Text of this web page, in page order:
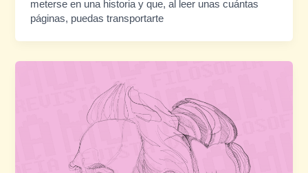
meterse en una historia y que, al leer unas cuántas
páginas, puedas transportarte